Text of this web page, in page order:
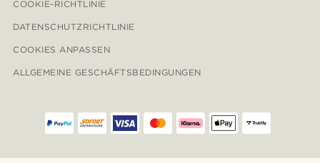
COOKIE-RICHTLINIE
DATENSCHUTZRICHTLINIE
COOKIES ANPASSEN
ALLGEMEINE GESCHÄFTSBEDINGUNGEN